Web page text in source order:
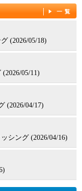
一覧
(2026/05/18)
05/11)
(2026/04/17)
シング (2026/04/16)